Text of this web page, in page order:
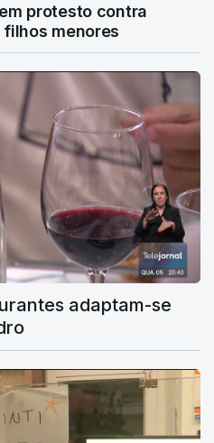
protesto contra
menores
adaptam-se